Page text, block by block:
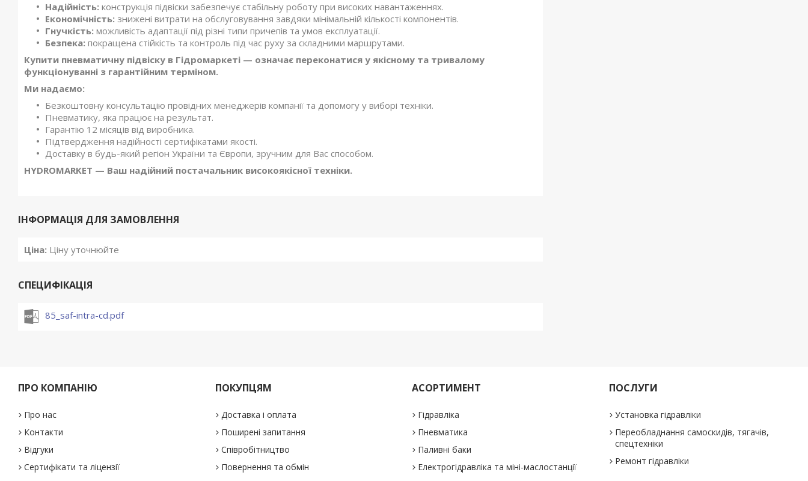
Надійність: конструкція підвіски забезпечує стабільну роботу при високих навантаженнях.
Економічність: знижені витрати на обслуговування завдяки мінімальній кількості компонентів.
Гнучкість: можливість адаптації під різні типи причепів та умов експлуатації.
Безпека: покращена стійкість та контроль під час руху за складними маршрутами.
Купити пневматичну підвіску в Гідромаркеті — означає переконатися у якісному та тривалому
функціонуванні з гарантійним терміном.
Ми надаємо:
Безкоштовну консультацію провідних менеджерів компанії та допомогу у виборі техніки.
Пневматику, яка працює на результат.
Гарантію 12 місяців від виробника.
Підтвердження надійності сертифікатами якості.
Доставку в будь-який регіон України та Європи, зручним для Вас способом.
HYDROMARKET — Ваш надійний постачальник високоякісної техніки.
ІНФОРМАЦІЯ ДЛЯ ЗАМОВЛЕННЯ
Ціна: Ціну уточнюйте
СПЕЦИФІКАЦІЯ
85_saf-intra-cd.pdf
ПРО КОМПАНІЮ
Про нас
Контакти
Відгуки
Сертифікати та ліцензії
ПОКУПЦЯМ
Доставка і оплата
Поширені запитання
Співробітництво
Повернення та обмін
АСОРТИМЕНТ
Гідравліка
Пневматика
Паливні баки
Електрогідравліка та міні-маслостанції
ПОСЛУГИ
Установка гідравліки
Переобладнання самоскидів, тягачів,
спецтехніки
Ремонт гідравліки